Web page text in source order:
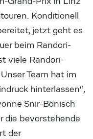
Konditionell
jetzt geht es
beim Randori-
viele Randori-
Team hat im
hinterlassen“,
Snir-Bönisch
die bevorstehende
der